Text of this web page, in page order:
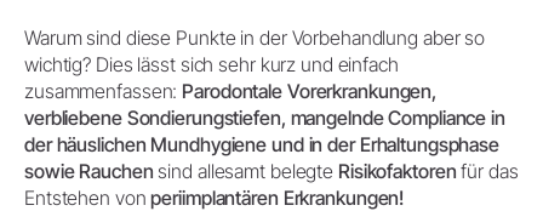
Warum sind diese Punkte in der Vorbehandlung aber so
wichtig? Dies lässt sich sehr kurz und einfach
zusammenfassen: Parodontale Vorerkrankungen,
verbliebene Sondierungstiefen, mangelnde Compliance in
der häuslichen Mundhygiene und in der Erhaltungsphase
sowie Rauchen sind allesamt belegte Risikofaktorenfür das
Entstehen vonperiimplantären Erkrankungen!